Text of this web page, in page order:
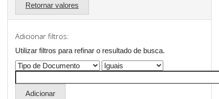
Retornar valores
Adicionar filtros:
Utilizar filtros para refinar o resultado de busca.